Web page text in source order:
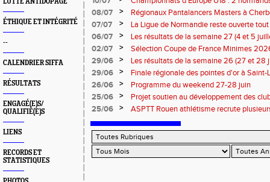
ÉTHIQUE ET INTÉGRITÉ
--
CALENDRIER SIFFA
RÉSULTATS
ENGAGÉ(E)S/
QUALIFIÉ(E)S
LIENS
RECORDS ET
STATISTIQUES
08/07
>
Régionaux Pantalancers Masters à
07/07
>
La Ligue de Normandie reste ouverte tout
06/07
>
Les résultats de la semaine 27 (4 et 5
02/07
>
Sélection Coupe de France Minimes
29/06
>
Les résultats de la semaine 26 (27 et 28
29/06
>
Finale régionale des pointes d'or à
informations
26/06 >
Programme du weekend 27-28 juin
25/06
>
Projet soutien au développement des
25/06
> ASPTT Rouen athlétisme recrute